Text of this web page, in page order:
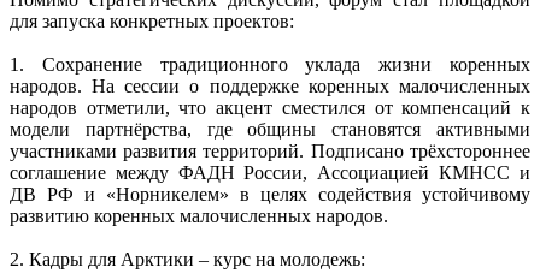
для запуска конкретных проектов:
1. Сохранение традиционного уклада жизни коренных
народов. На сессии о поддержке коренных малочисленных
народов отметили, что акцент сместился от компенсаций к
модели партнёрства, где общины становятся активными
участниками развития территорий. Подписано трёхстороннее
соглашение между ФАДН России, Ассоциацией КМНСС и
ДВ РФ и «Норникелем» в целях содействия устойчивому
развитию коренных малочисленных народов.
2. Кадры для Арктики – курс на молодежь: